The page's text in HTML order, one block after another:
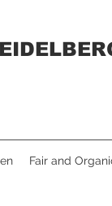
Fair and